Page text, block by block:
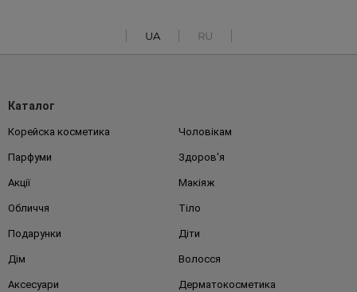
UA RU
Каталог
Корейска косметика Чоловікам
Парфуми Здоров'я
Акції Макіяж
Обличчя Тіло
Подарунки Діти
Дім Волосся
Аксесуари Дерматокосметика